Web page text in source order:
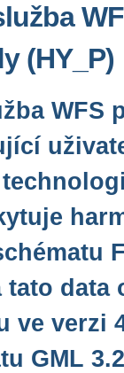
(HY_P)
WFS
tato data
ve verzi
GML